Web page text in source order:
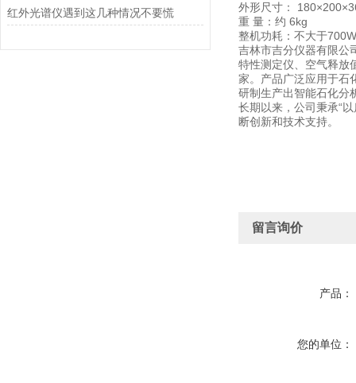
红外光谱仪遇到这几种情况不要慌
外形尺寸：
重 量：约 6kg
整机功耗：不大于700W
吉林市吉分仪器有限公
特性测定仪、空气释放
家。产品广泛应用于石
研制生产出智能石化
长期以来，公司秉承“
断创新和技术支持。
留言询价
产品：
您的单位：